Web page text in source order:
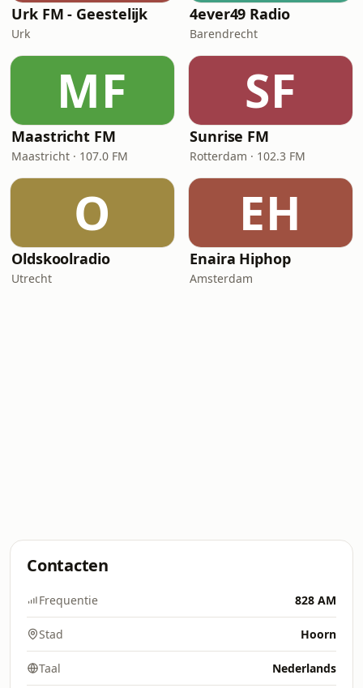
Urk FM - Geestelijk
Urk
4ever49 Radio
Barendrecht
MF
Maastricht FM
Maastricht · 107.0 FM
SF
Sunrise FM
Rotterdam · 102.3 FM
O
Oldskoolradio
Utrecht
EH
Enaira Hiphop
Amsterdam
Contacten
Frequentie 828 AM
Stad Hoorn
Taal Nederlands